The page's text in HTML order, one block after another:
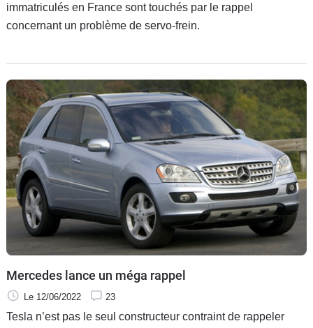
immatriculés en France sont touchés par le rappel
concernant un problème de servo-frein.
Mercedes lance un méga rappel
Le 12/06/2022 23
Tesla n’est pas le seul constructeur contraint de rappeler